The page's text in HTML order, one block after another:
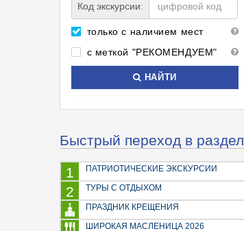
Код экскурсии:
только с наличием мест
с меткой "РЕКОМЕНДУЕМ"
НАЙТИ
Быстрый переход в раздел
1 ПАТРИОТИЧЕСКИЕ ЭКСКУРСИИ
2 ТУРЫ С ОТДЫХОМ
ПРАЗДНИК КРЕЩЕНИЯ
ШИРОКАЯ МАСЛЕНИЦА 2026